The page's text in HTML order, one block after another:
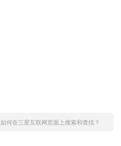
如何在三星互联网页面上搜索和查找？